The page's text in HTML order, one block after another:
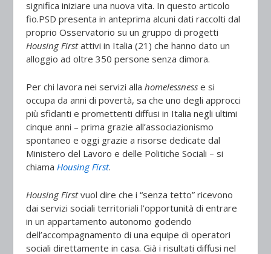
significa iniziare una nuova vita. In questo articolo
fio.PSD presenta in anteprima alcuni dati raccolti dal
proprio Osservatorio su un gruppo di progetti
Housing Firstattivi in Italia (21) che hanno dato un
alloggio ad oltre 350 persone senza dimora.
Per chi lavora nei servizi alla homelessnesse si
occupa da anni di povertà, sa che uno degli approcci
più sfidanti e promettenti diffusi in Italia negli ultimi
cinque anni – prima grazie all’associazionismo
spontaneo e oggi grazie a risorse dedicate dal
Ministero del Lavoro e delle Politiche Sociali – si
chiama Housing First.
Housing Firstvuol dire che i “senza tetto” ricevono
dai servizi sociali territoriali l’opportunità di entrare
in un appartamento autonomo godendo
dell’accompagnamento di una equipe di operatori
sociali direttamente in casa. Già i risultati diffusi nel